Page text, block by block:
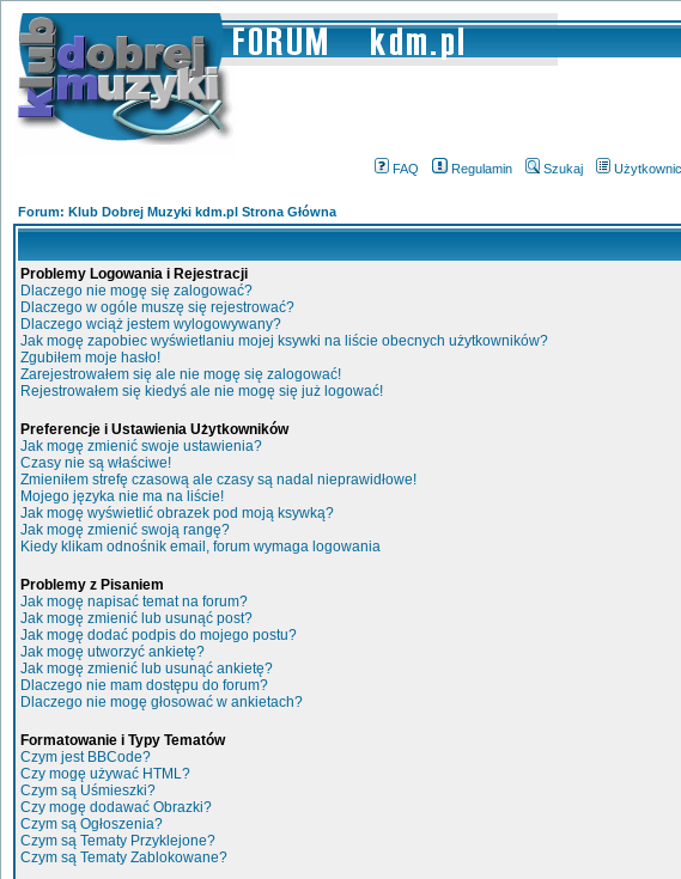
FAQ Regulamin Szukaj
Forum: Klub Dobrej Muzyki kdm.pl Strona Główna
Problemy Logowania i Rejestracji
Dlaczego nie mogę się zalogować?
Dlaczego w ogóle muszę się rejestrować?
Dlaczego wciąż jestem wylogowywany?
Jak mogę zapobiec wyświetlaniu mojej ksywki na liście obecnych użytkowników?
Zgubiłem moje hasło!
Zarejestrowałem się ale nie mogę się zalogować!
Rejestrowałem się kiedyś ale nie mogę się już logować!
Preferencje i Ustawienia Użytkowników
Jak mogę zmienić swoje ustawienia?
Czasy nie są właściwe!
Zmieniłem strefę czasową ale czasy są nadal nieprawidłowe!
Mojego języka nie ma na liście!
Jak mogę wyświetlić obrazek pod moją ksywką?
Jak mogę zmienić swoją rangę?
Kiedy klikam odnośnik email, forum wymaga logowania
Problemy z Pisaniem
Jak mogę napisać temat na forum?
Jak mogę zmienić lub usunąć post?
Jak mogę dodać podpis do mojego postu?
Jak mogę utworzyć ankietę?
Jak mogę zmienić lub usunąć ankietę?
Dlaczego nie mam dostępu do forum?
Dlaczego nie mogę głosować w ankietach?
Formatowanie i Typy Tematów
Czym jest BBCode?
Czy mogę używać HTML?
Czym są Uśmieszki?
Czy mogę dodawać Obrazki?
Czym są Ogłoszenia?
Czym są Tematy Przyklejone?
Czym są Tematy Zablokowane?